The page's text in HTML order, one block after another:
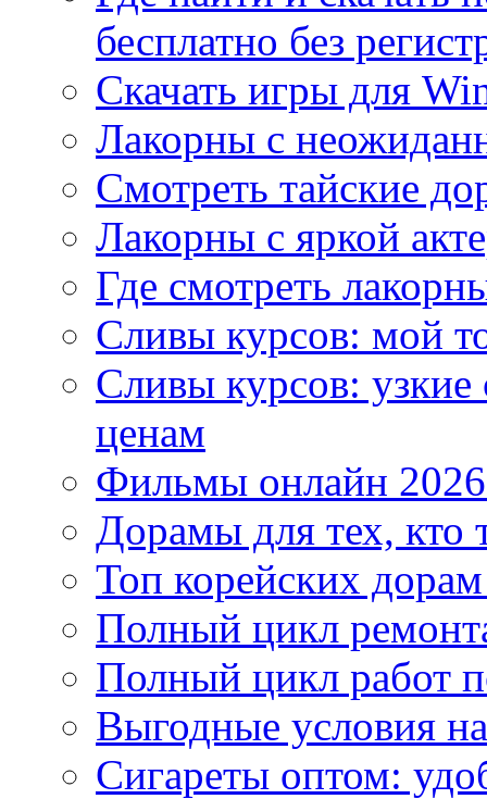
бесплатно без
Скачать игры для
Лакорны с
Смотреть тайские
Лакорны с яркой
Где смотреть
Сливы курсов: мой
Сливы курсов:
ценам
Фильмы онлайн
Дорамы для тех, кто
Топ корейских
Полный цикл
Полный цикл работ
Выгодные условия
Сигареты оптом: